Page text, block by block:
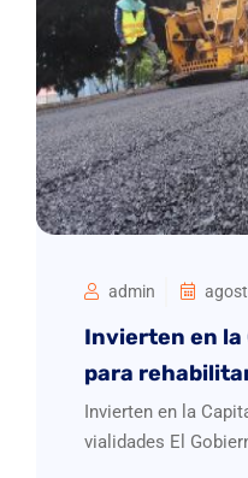
admin
Invierten en la
para
Invierten en la
vialidades El